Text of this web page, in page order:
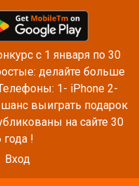
с 1 января по 30
делайте больше
1- iPhone 2-
выиграть подарок
на сайте 30
!
Вход